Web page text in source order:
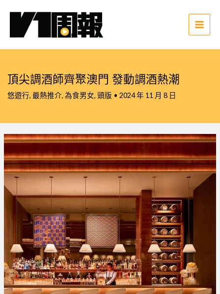
Main
頂尖調酒師齊聚澳門 發動調酒熱潮
悠遊行, 最熱推介, 為食男女, 頭版 • 2024 年 11 月 8 日